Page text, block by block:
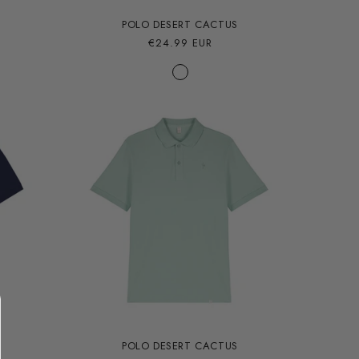
POLO DESERT CACTUS
Precio
€24.99 EUR
POLO DESERT CACTUS